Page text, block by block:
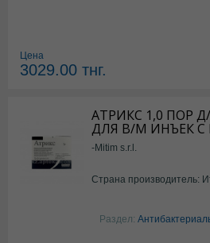
Цена
3029.00 тнг.
АТРИКС 1,0 ПОР
ДЛЯ В/М ИНЪЕК С
-Mitim s.r.l.
Страна производитель:
Раздел: